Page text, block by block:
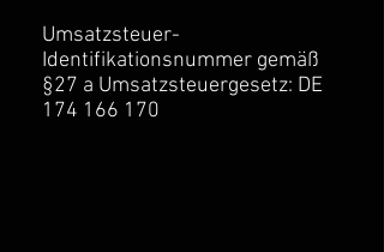
Umsatzsteuer-
Identifikationsnummer gemäß
§27 a Umsatzsteuergesetz: DE
174 166 170